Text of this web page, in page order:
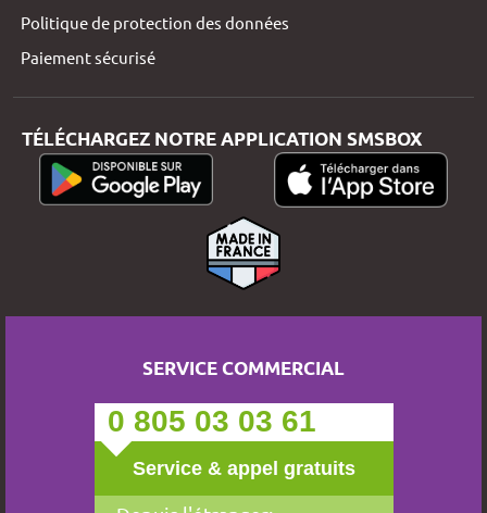
Politique de protection des données
Paiement sécurisé
TÉLÉCHARGEZ NOTRE APPLICATION SMSBOX
SERVICE COMMERCIAL
0 805 03 03 61
Service & appel gratuits